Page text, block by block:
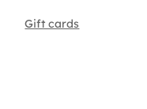
Gift cards